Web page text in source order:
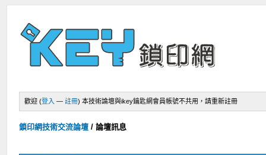
歡迎 (登入 —註冊) 本技術論壇與ikey鑰匙網會員帳號不共用，請重新註冊
鎖印網技術交流論壇 /論壇訊息